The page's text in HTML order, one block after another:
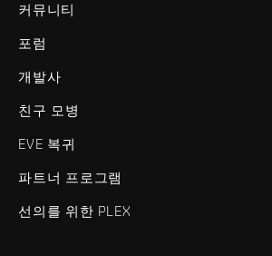
커뮤니티
포럼
개발사
친구 모병
EVE 복귀
파트너 프로그램
선의를 위한 PLEX